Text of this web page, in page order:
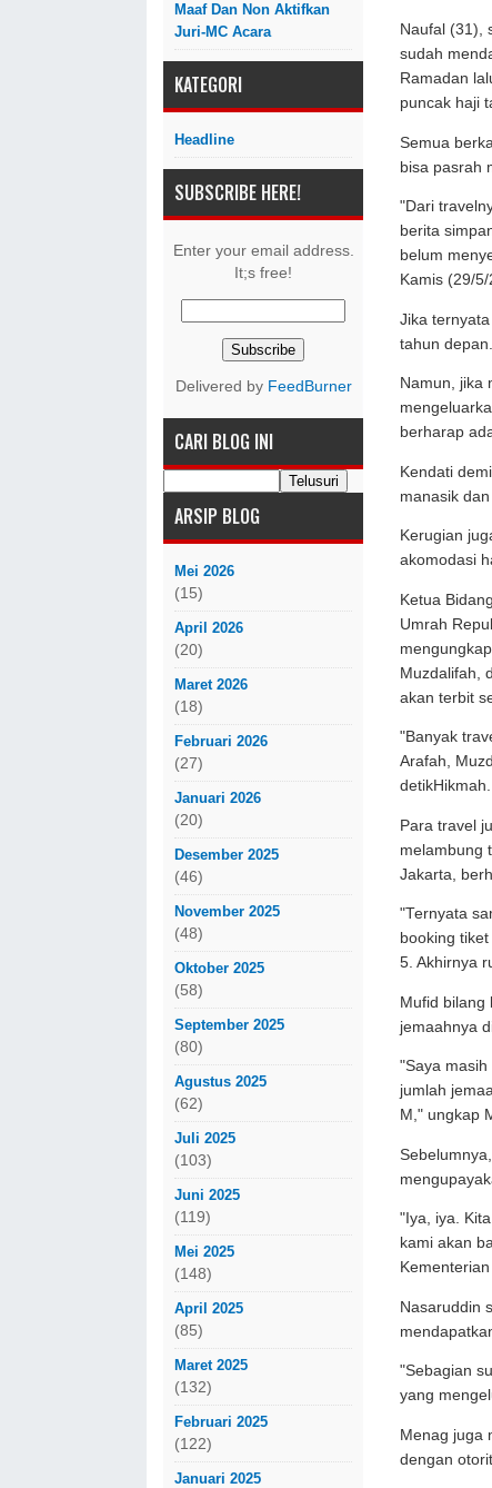
Maaf Dan Non Aktifkan
Juri-MC Acara
KATEGORI
Headline
SUBSCRIBE HERE!
Enter your email address.
It;s free!
Delivered by FeedBurner
CARI BLOG INI
ARSIP BLOG
Mei 2026
(15)
April 2026
(20)
Maret 2026
(18)
Februari 2026
(27)
Januari 2026
(20)
Desember 2025
(46)
November 2025
(48)
Oktober 2025
(58)
September 2025
(80)
Agustus 2025
(62)
Juli 2025
(103)
Juni 2025
(119)
Mei 2025
(148)
April 2025
(85)
Maret 2025
(132)
Februari 2025
(122)
Januari 2025
Naufal (31),
sudah
Ramadan
puncak haji
Semua
bisa pasrah
"Dari
berita
belum
Kamis (29/
Jika
tahun depan.
Namun, jika
berharap
Kendati
manasik
Kerugian
akomodasi
Ketua
Umrah
Muzdalifah,
akan terbit
"Banyak
Arafah,
detikHikmah.
Para travel
melambung
Jakarta,
"Ternyata
booking
5. Akhirnya
Mufid bilang
jemaahnya
"Saya
jumlah
M," ungkap
"Iya, iya.
kami akan
Nasaruddin
"Sebagian
yang
Menag juga
dengan